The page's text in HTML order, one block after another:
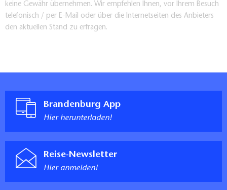
keine Gewähr übernehmen. Wir empfehlen Ihnen, vor Ihrem Besuch
telefonisch / per E-Mail oder über die Internetseiten des Anbieters
den aktuellen Stand zu erfragen.
Brandenburg App
Hier herunterladen!
Reise-Newsletter
Hier anmelden!